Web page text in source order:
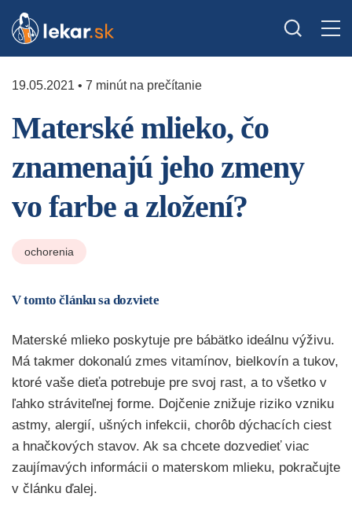
19.05.2021 • 7 minút na prečítanie
Materské mlieko, čo
znamenajú jeho zmeny
vo farbe a zložení?
ochorenia
V tomto článku sa dozviete
Materské mlieko poskytuje pre bábätko ideálnu výživu.
Má takmer dokonalú zmes vitamínov, bielkovín a tukov,
ktoré vaše dieťa potrebuje pre svoj rast, a to všetko v
ľahko stráviteľnej forme. Dojčenie znižuje riziko vzniku
astmy, alergií, ušných infekcii, chorôb dýchacích ciest
a hnačkových stavov. Ak sa chcete dozvedieť viac
zaujímavých informácii o materskom mlieku, pokračujte
v článku ďalej.